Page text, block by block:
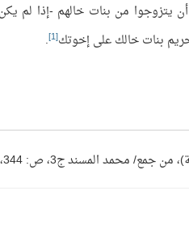
يتزوجوا من بنات خالهم -إذا لم
بنات خالك على إخوتك[1]
.
344، (مجموع فتاوى ومقالات الشيخ ابن باز 22/290).